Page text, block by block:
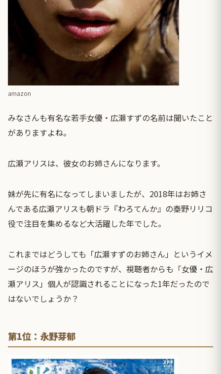
amazon
みなさんも有名な若手女優・広瀬すずの名前は聞いたこと
がありますよね。
広瀬アリスは、彼女のお姉さんになります。
妹が先に有名になってしまいましたが、2018年はお姉さ
んである広瀬アリスも朝ドラ『わろてんか』の秦野リリコ
役で注目を集めるなど大活躍した年でした。
これまではどうしても「広瀬すずのお姉さん」というイメ
ージのほうが強かったのですが、視聴者からも「女優・広
瀬アリス」個人が認識されることになった1年だったので
はないでしょうか？
第1位：永野芽郁